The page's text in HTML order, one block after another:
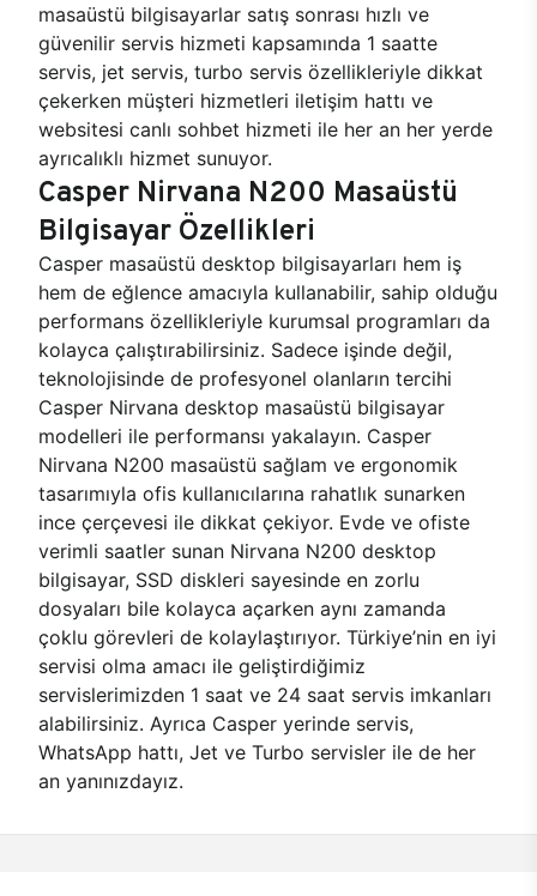
masaüstü bilgisayarlar satış sonrası hızlı ve
güvenilir servis hizmeti kapsamında 1 saatte
servis, jet servis, turbo servis özellikleriyle dikkat
çekerken müşteri hizmetleri iletişim hattı ve
websitesi canlı sohbet hizmeti ile her an her yerde
ayrıcalıklı hizmet sunuyor.
Casper Nirvana N200 Masaüstü
Bilgisayar Özellikleri
Casper masaüstü desktop bilgisayarları hem iş
hem de eğlence amacıyla kullanabilir, sahip olduğu
performans özellikleriyle kurumsal programları da
kolayca çalıştırabilirsiniz. Sadece işinde değil,
teknolojisinde de profesyonel olanların tercihi
Casper Nirvana desktop masaüstü bilgisayar
modelleri ile performansı yakalayın. Casper
Nirvana N200 masaüstü sağlam ve ergonomik
tasarımıyla ofis kullanıcılarına rahatlık sunarken
ince çerçevesi ile dikkat çekiyor. Evde ve ofiste
verimli saatler sunan Nirvana N200 desktop
bilgisayar, SSD diskleri sayesinde en zorlu
dosyaları bile kolayca açarken aynı zamanda
çoklu görevleri de kolaylaştırıyor. Türkiye’nin en iyi
servisi olma amacı ile geliştirdiğimiz
servislerimizden 1 saat ve 24 saat servis imkanları
alabilirsiniz. Ayrıca Casper yerinde servis,
WhatsApp hattı, Jet ve Turbo servisler ile de her
an yanınızdayız.